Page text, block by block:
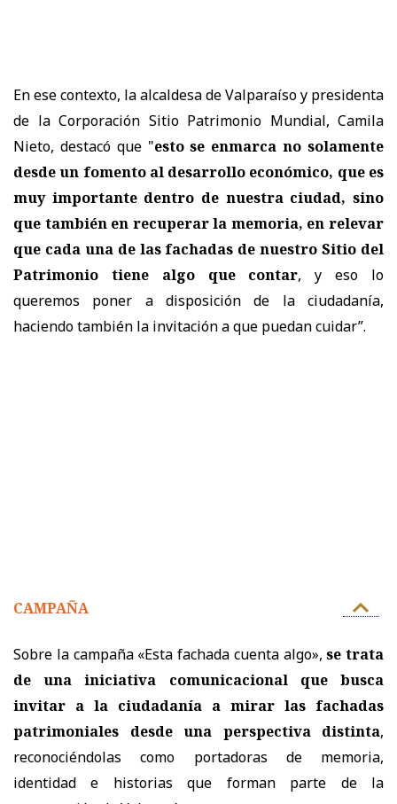
En ese contexto, la alcaldesa de Valparaíso y presidenta
de la Corporación Sitio Patrimonio Mundial, Camila
Nieto, destacó que "esto se enmarca no solamente
desde un fomento al desarrollo económico, que es
muy importante dentro de nuestra ciudad, sino
que también en recuperar la memoria, en relevar
que cada una de las fachadas de nuestro Sitio del
Patrimonio tiene algo que contar, y eso lo
queremos poner a disposición de la ciudadanía,
haciendo también la invitación a que puedan cuidar”.
CAMPAÑA
Sobre la campaña «Esta fachada cuenta algo»,se trata
de una iniciativa comunicacional que busca
invitar a la ciudadanía a mirar las fachadas
patrimoniales desde una perspectiva distinta,
reconociéndolas como portadoras de memoria,
identidad e historias que forman parte de la